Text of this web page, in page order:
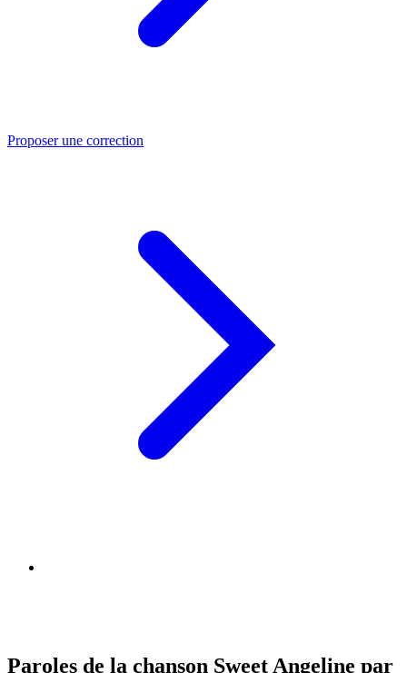
Proposer une correction
Paroles de la chanson Sweet Angeline par